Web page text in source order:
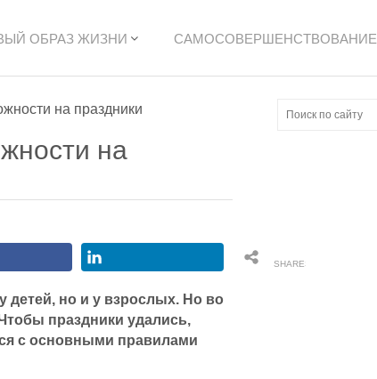
ОБРАЗ ЖИЗНИ САМОСОВЕРШЕНСТВОВАНИЕ
на праздники
на
SHARES
детей, но и у взрослых. Но во
праздники удались,
с основными правилами